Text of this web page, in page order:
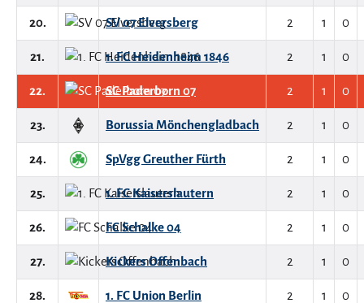
20. SV 07 Elversberg 2 1 0
21. 1. FC Heidenheim 1846 2 1 0
22. SC Paderborn 07 2 1 0
23. Borussia Mönchengladbach 2 1 0
24. SpVgg Greuther Fürth 2 1 0
25. 1. FC Kaiserslautern 2 1 0
26. FC Schalke 04 2 1 0
27. Kickers Offenbach 2 1 0
28. 1. FC Union Berlin 2 1 0